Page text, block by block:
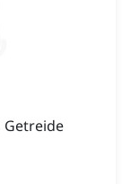
Getreide